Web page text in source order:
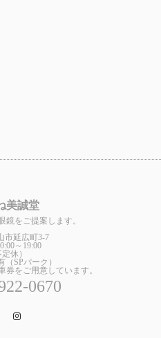
美誠堂
鏡をご提案します。
市延広町3-7
～19:00
定休）
（SPパーク）
券をご用意しています。
0670
Facebook